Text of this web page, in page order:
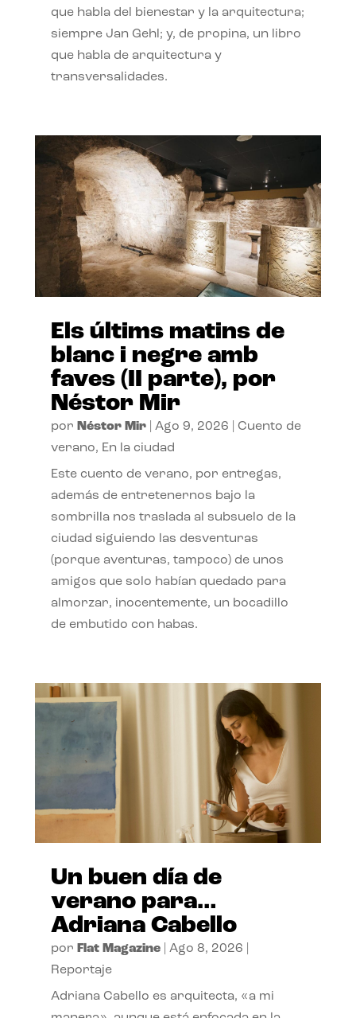
que habla del bienestar y la arquitectura;
siempre Jan Gehl; y, de propina, un libro
que habla de arquitectura y
transversalidades.
Els últims matins de
blanc i negre amb
faves (II parte), por
Néstor Mir
por Néstor Mir| Ago 9, 2026
Cuento de
verano, En la ciudad
Este cuento de verano, por entregas,
además de entretenernos bajo la
sombrilla nos traslada al subsuelo de la
ciudad siguiendo las desventuras
(porque aventuras, tampoco) de unos
amigos que solo habían quedado para
almorzar, inocentemente, un bocadillo
de embutido con habas.
Un buen día de
verano para…
Adriana Cabello
por Flat Magazine| Ago 8, 2026
Reportaje
Adriana Cabello es arquitecta, «a mi